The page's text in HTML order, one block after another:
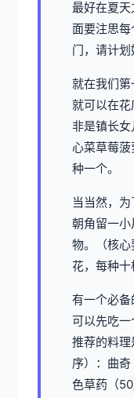
最好在夏
面要注思
门，请计划
就在我们
就可以在
非是镇长
心菜草莓
种一个。
当当然，
朝角留一
物。（核
花，每种十
有一个必
可以先吃
推荐的料
序）：曲
色草药（